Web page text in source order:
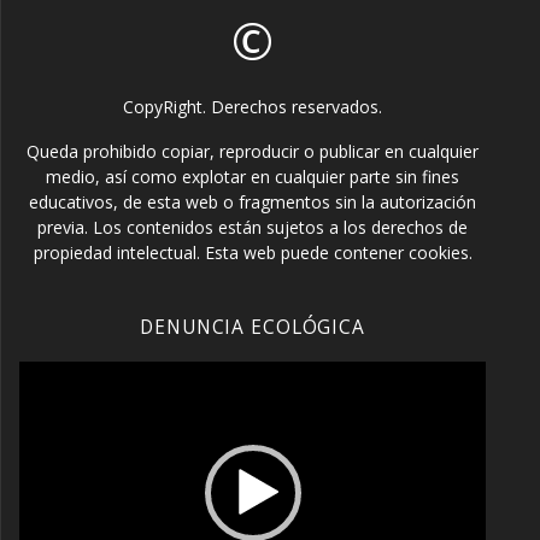
©
CopyRight. Derechos reservados.
Queda prohibido copiar, reproducir o publicar en cualquier
medio, así como explotar en cualquier parte sin fines
educativos, de esta web o fragmentos sin la autorización
previa. Los contenidos están sujetos a los derechos de
propiedad intelectual. Esta web puede contener cookies.
DENUNCIA ECOLÓGICA